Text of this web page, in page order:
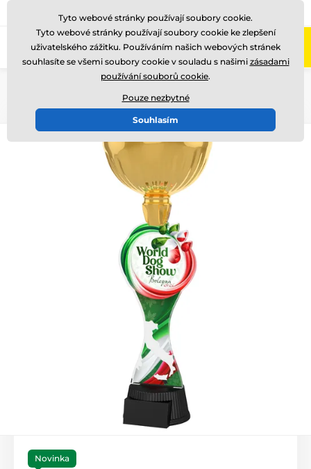
Zavolejte nám (Po-Pá 8-17)
Novinka
Tyto webové stránky používají soubory cookie.
Tyto webové stránky používají soubory cookie ke zlepšení
uživatelského zážitku. Používáním našich webových stránek
souhlasíte se všemi soubory cookie v souladu s našimi zásadami
používání souborů cookie.
Pouze nezbytné
Souhlasím